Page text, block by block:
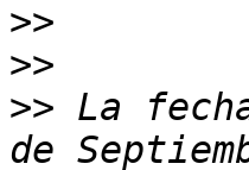
>>
>>
>> La